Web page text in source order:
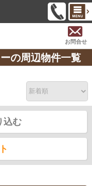
お問合せ
の周辺物件一覧
込む